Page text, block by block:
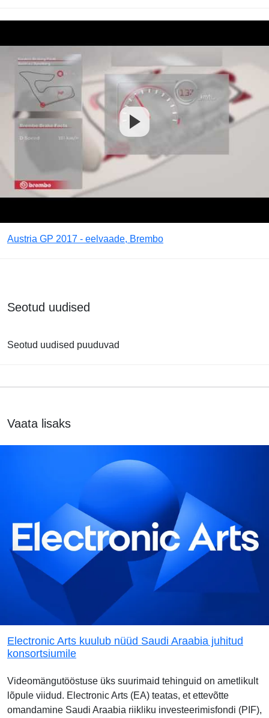
Austria GP 2017 - eelvaade, Brembo
Seotud uudised
Seotud uudised puuduvad
Vaata lisaks
Electronic Arts kuulub nüüd Saudi Araabia juhitud
konsortsiumile
Videomängutööstuse üks suurimaid tehinguid on ametlikult
lõpule viidud. Electronic Arts (EA) teatas, et ettevõtte
omandamine Saudi Araabia riikliku investeerimisfondi (PIF),